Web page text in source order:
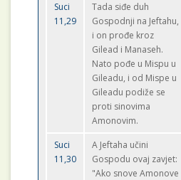
Suci
11,29
Tada siđe duh
Gospodnji na Jeftahu,
i on prođe kroz
Gilead i Manaseh.
Nato pođe u Mispu u
Gileadu, i od Mispe u
Gileadu podiže se
proti sinovima
Amonovim.
Suci
11,30
A Jeftaha učini
Gospodu ovaj zavjet:
"Ako snove Amonove